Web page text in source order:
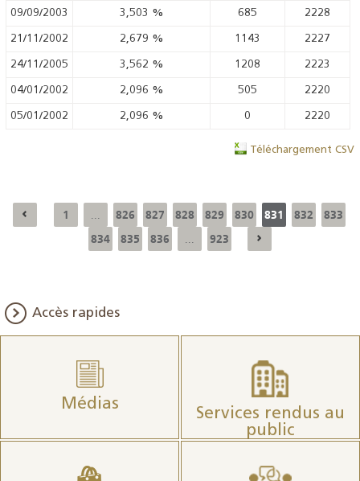
09/09/2003 3,503 % 685 2228
21/11/2002 2,679 % 1143 2227
24/11/2005 3,562 % 1208 2223
04/01/2002 2,096 % 505 2220
05/01/2002 2,096 % 0 2220
Téléchargement CSV
1 826 827 828 829 830 831 832
833
834
835 836 923
Accès rapides
Médias
Services rendus au
public